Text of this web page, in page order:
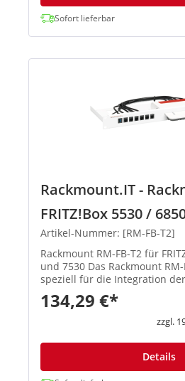
Sofort lieferbar
Rackmount.IT -
FRITZ!Box 5530 /
Artikel-Nummer: [RM-FB-T2]
Rackmount RM-FB-T2 für
und 7530 Das Rackmount
speziell für die Integration der
Modelle 5530, 6850 und 7530
Racks entwickelt. Es
professionelle, platzsparende
134,29 €*
zzgl.
Details